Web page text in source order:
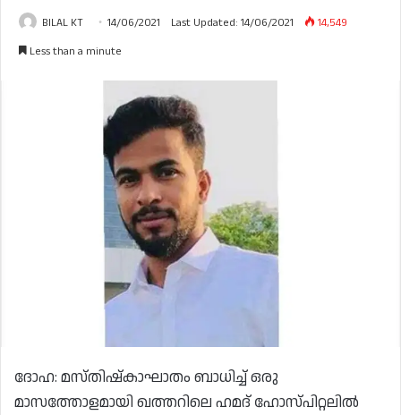
BILAL KT 14/06/2021 Last Updated: 14/06/2021
14,549
Less than a minute
ദോഹ: മസ്തിഷ്കാഘാതം ബാധിച്ച് ഒരു
മാസത്തോളമായി ഖത്തറിലെ ഹമദ് ഹോസ്പിറ്റലിൽ